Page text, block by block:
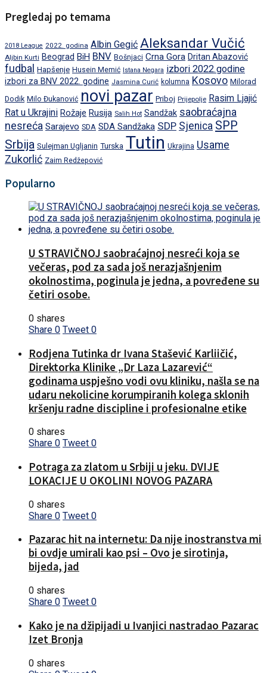
Pregledaj po temama
2018 League 2022. godina Albin Gegić Aleksandar Vučić
Aljbin Kurti Beograd BiH BNV Bošnjaci Crna Gora Dritan Abazović
fudbal Hapšenje Husein Memić Istana Negara izbori 2022.godine
izbori za BNV 2022. godine Jasmina Curić kolumna Kosovo Milorad
Dodik Milo Đukanović novi pazar Priboj Prijepolje Rasim Ljajić
Rat u Ukrajini Rožaje Rusija Salih Hot Sandžak saobraćajna
nesreća Sarajevo SDA SDA Sandžaka SDP Sjenica SPP
Srbija Sulejman Ugljanin Turska Tutin Ukrajina Usame
Zukorlić Zaim Redžepović
Popularno
U STRAVIČNOJ saobraćajnoj nesreći koja se
večeras, pod za sada još nerazjašnjenim
okolnostima, poginula je jedna, a povređene su
četiri osobe.
0 shares
Share 0 Tweet 0
Rodjena Tutinka dr Ivana Stašević Karliičić,
Direktorka Klinike „Dr Laza Lazarević“
godinama uspješno vodi ovu kliniku, našla se na
udaru nekolicine korumpiranih kolega sklonih
kršenju radne discipline i profesionalne etike
0 shares
Share 0 Tweet 0
Potraga za zlatom u Srbiji u jeku. DVIJE
LOKACIJE U OKOLINI NOVOG PAZARA
0 shares
Share 0 Tweet 0
Pazarac hit na internetu: Da nije inostranstva mi
bi ovdje umirali kao psi – Ovo je sirotinja,
bijeda, jad
0 shares
Share 0 Tweet 0
Kako je na džipijadi u Ivanjici nastradao Pazarac
Izet Bronja
0 shares